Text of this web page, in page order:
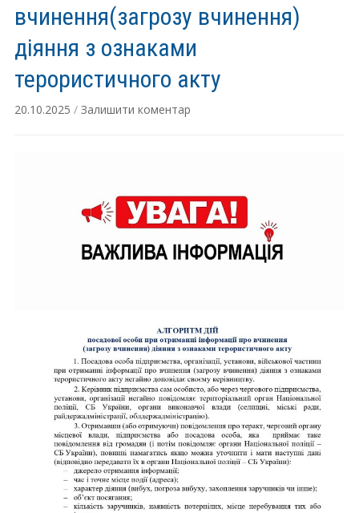
вчинення(загрозу вчинення)
діяння з ознаками
терористичного акту
20.10.2025 / Залишити коментар